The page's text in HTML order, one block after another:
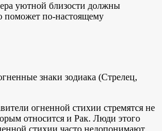
уютной близости должны
поможет по-настоящему
знаки зодиака (Стрелец,
огненной стихии стремятся не
относится и Рак. Люди этого